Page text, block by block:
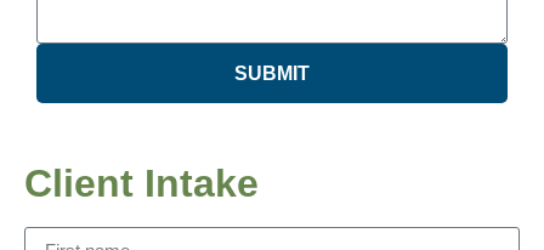
SUBMIT
Client Intake